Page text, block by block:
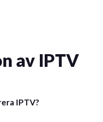
av IPTV
IPTV?